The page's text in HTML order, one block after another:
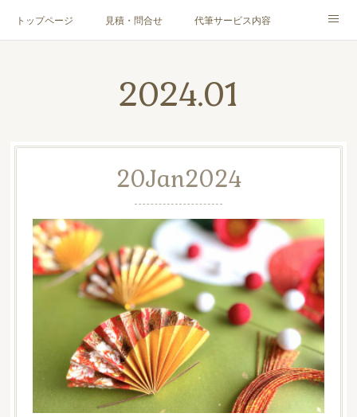
トップページ 見積・問合せ 代筆サービス内容
代筆屋プロフィール
2024.01
20Jan2024